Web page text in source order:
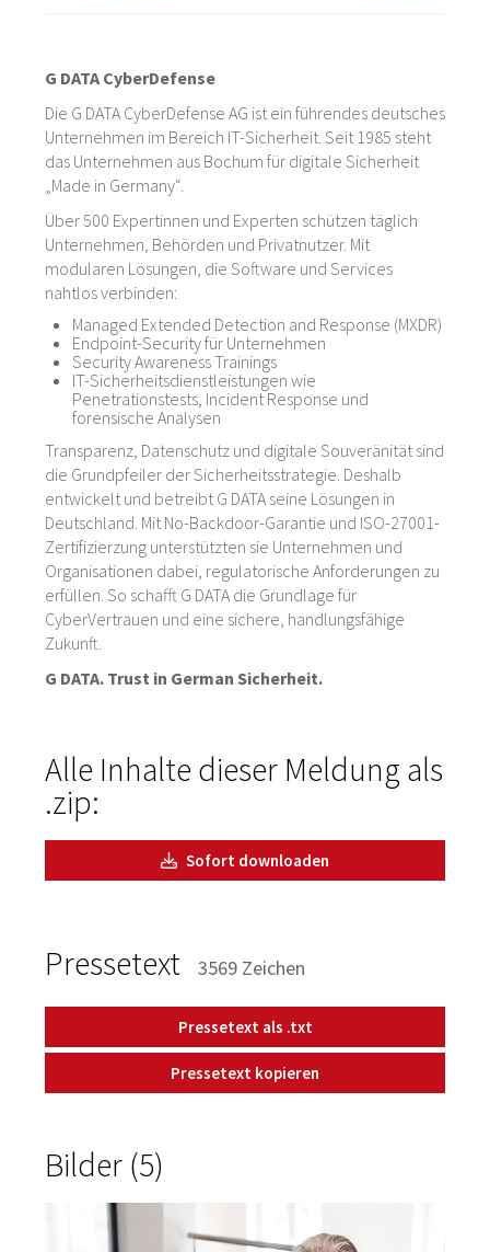
G DATA CyberDefense
Die G DATA CyberDefense AG ist ein führendes deutsches
Unternehmen im Bereich IT-Sicherheit. Seit 1985 steht
das Unternehmen aus Bochum für digitale Sicherheit
„Made in Germany“.
Über 500 Expertinnen und Experten schützen täglich
Unternehmen, Behörden und Privatnutzer. Mit
modularen Lösungen, die Software und Services
nahtlos verbinden:
Managed Extended Detection and Response (MXDR)
Endpoint-Security für Unternehmen
Security Awareness Trainings
IT-Sicherheitsdienstleistungen wie
Penetrationstests, Incident Response und
forensische Analysen
Transparenz, Datenschutz und digitale Souveränität sind
die Grundpfeiler der Sicherheitsstrategie. Deshalb
entwickelt und betreibt G DATA seine Lösungen in
Deutschland. Mit No-Backdoor-Garantie und ISO-27001-
Zertifizierzung unterstützten sie Unternehmen und
Organisationen dabei, regulatorische Anforderungen zu
erfüllen. So schafft G DATA die Grundlage für
CyberVertrauen und eine sichere, handlungsfähige
Zukunft.
G DATA. Trust in German Sicherheit.
Alle Inhalte dieser Meldung als
.zip:
Sofort downloaden
Pressetext 3569 Zeichen
Pressetext als .txt
Pressetext kopieren
Bilder (5)